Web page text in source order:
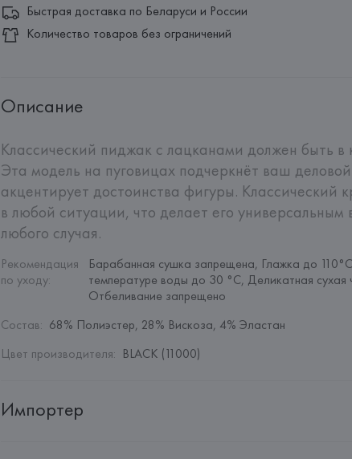
Быстрая доставка по Беларуси и России
Количество товаров без ограничений
Описание
Классический пиджак с лацканами должен быть
Эта модель на пуговицах подчеркнёт ваш
акцентирует достоинства фигуры. Классический
в любой ситуации, что делает его универсальным
любого случая.
Рекомендация
по уходу:
Барабанная сушка запрещена, Глажка до
температуре воды до 30 °C, Деликатная сухая
Отбеливание запрещено
Состав: 68% Полиэстер, 28% Вискоза, 4% Эластан
Цвет производителя: BLACK (11000)
Импортер